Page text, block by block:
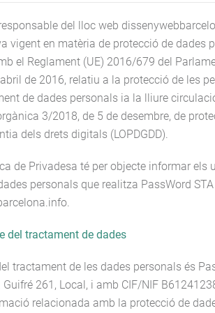
del lloc web
vigent en matèria de protecció de dades
el Reglament (UE) 2016/679 del
de 2016, relatiu a la protecció de les
de dades personals ia la lliure
3/2018, de 5 de desembre, de
dels drets digitals (LOPDGDD).
de Privadesa té per objecte informar els
personals que realitza PassWord
del tractament de dades
tractament de les dades personals és
261, Local, i amb CIF/NIF
relacionada amb la protecció de